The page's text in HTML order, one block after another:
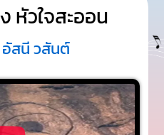
หัวใจสะออน
อัสนี วสันต์